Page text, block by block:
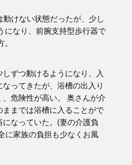
動けない状態だったが、少し
になり、前腕支持型歩行器で
しずつ動けるようになり、入
ってきたが、浴槽の出入り
危険性が高い。 奥さんが介
までは浴槽に入ることがで
なっていた。(妻の介護負
に家族の負担も少なくお風